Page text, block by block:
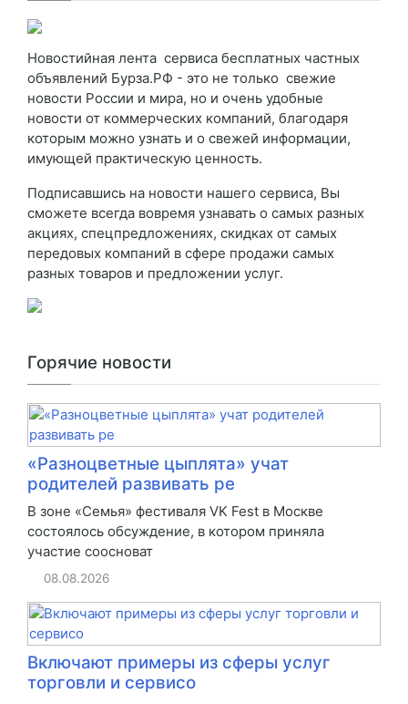
Новостийная лента сервиса бесплатных частных
объявлений Бурза.РФ - это не только свежие
новости России и мира, но и очень удобные
новости от коммерческих компаний, благодаря
которым можно узнать и о свежей информации,
имующей практическую ценность.
Подписавшись на новости нашего сервиса, Вы
сможете всегда вовремя узнавать о самых разных
акциях, спецпредложениях, скидках от самых
передовых компаний в сфере продажи самых
разных товаров и предложении услуг.
Горячие новости
«Разноцветные цыплята» учат
родителей развивать ре
В зоне «Семья» фестиваля VK Fest в Москве
состоялось обсуждение, в котором приняла
участие соосноват
08.08.2026
Включают примеры из сферы услуг
торговли и сервисо